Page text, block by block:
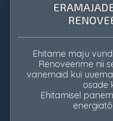
Ehitame maju
Renoveerime nii
vanemaid kui
osade
Ehitamisel